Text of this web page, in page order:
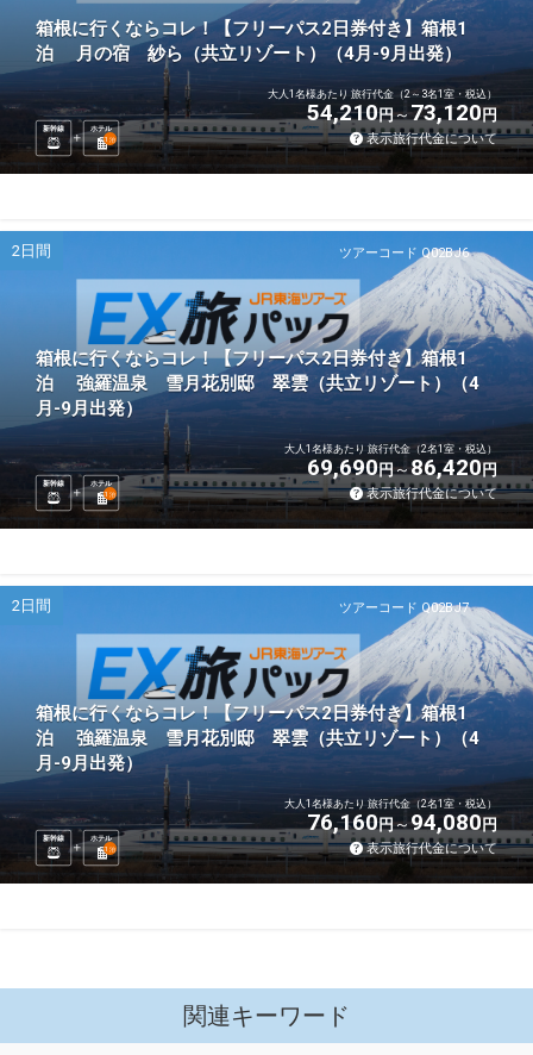
箱根に行くならコレ！【フリーパス2日券付き】箱根1
泊 月の宿 紗ら（共立リゾート）（4月-9月出発）
新幹線
ホテル
1 泊
大人1名様あたり 旅行代金（2～3名1室・税込）
54,210円 73,120円
表示旅行代金について
ツアーコード Q02BJ6
2日間
箱根に行くならコレ！【フリーパス2日券付き】箱根1
泊 強羅温泉 雪月花別邸 翠雲（共立リゾート）（4
月-9月出発）
新幹線
ホテル
1 泊
大人1名様あたり 旅行代金（2名1室・税込）
69,690円 86,420円
表示旅行代金について
ツアーコード Q02BJ7
2日間
箱根に行くならコレ！【フリーパス2日券付き】箱根1
泊 強羅温泉 雪月花別邸 翠雲（共立リゾート）（4
月-9月出発）
新幹線
ホテル
1 泊
大人1名様あたり 旅行代金（2名1室・税込）
76,160円 94,080円
表示旅行代金について
関連キーワード